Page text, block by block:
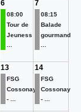
6
08:00
Tour de
Jeuness
...
7
08:15
Balade
gourmand
...
13
FSG
Cossonay
- ...
14
FSG
Cossonay
- ...